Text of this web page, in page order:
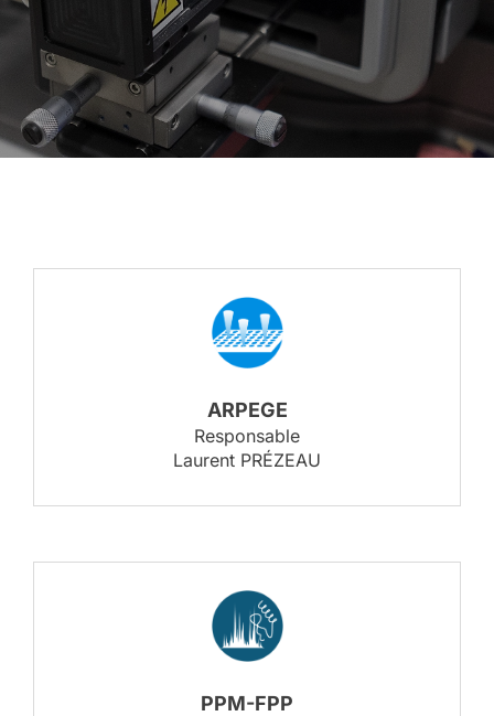
ARPEGE
Responsable
Laurent PRÉZEAU
PPM-FPP